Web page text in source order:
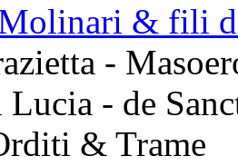
& fili
-
Lucia - de
& Trame